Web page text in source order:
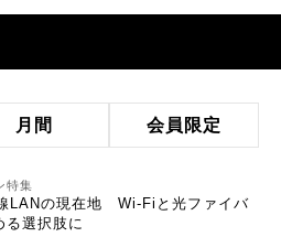
月間 会員限定
特集
LANの現在地 Wi-Fiと光ファイバ
る選択肢に